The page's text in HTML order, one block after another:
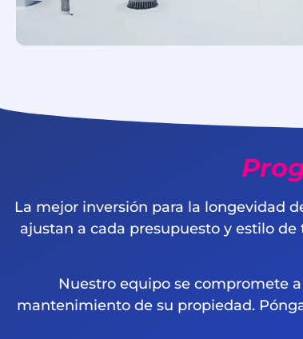
La mejor inversión para la longevidad
ajustan a cada presupuesto y estilo
Nuestro equipo se compromete
mantenimiento de su propiedad.